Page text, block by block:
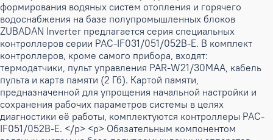
формирования водяных систем отопления и горячего
водоснабжения на базе полупромышленных блоков
ZUBADAN Inverter предлагается серия специальных
контроллеров серии PAC-IF031/051/052B-E. В комплект
контроллеров, кроме самого прибора, входят:
термодатчики, пульт управления PAR-W21/30MAA, кабель
пульта и карта памяти (2 Гб). Картой памяти,
предназначенной для упрощения начальной настройки и
сохранения рабочих параметров системы в целях
диагностики её работы, комплектуются контроллеры PAC-
IF051/052B-E. </p> <p> Обязательным компонентом